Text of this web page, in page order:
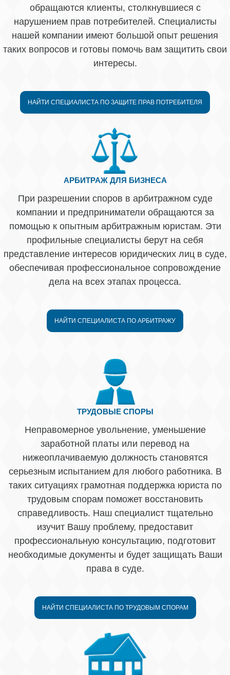
обращаются клиенты, столкнувшиеся с
нарушением прав потребителей. Специалисты
нашей компании имеют большой опыт решения
таких вопросов и готовы помочь вам защитить свои
интересы.
НАЙТИ СПЕЦИАЛИСТА ПО ЗАЩИТЕ ПРАВ ПОТРЕБИТЕЛЯ
АРБИТРАЖ ДЛЯ БИЗНЕСА
При разрешении споров в арбитражном суде
компании и предприниматели обращаются за
помощью к опытным арбитражным юристам. Эти
профильные специалисты берут на себя
представление интересов юридических лиц в суде,
обеспечивая профессиональное сопровождение
дела на всех этапах процесса.
НАЙТИ СПЕЦИАЛИСТА ПО АРБИТРАЖУ
ТРУДОВЫЕ СПОРЫ
Неправомерное увольнение, уменьшение
заработной платы или перевод на
нижеоплачиваемую должность становятся
серьезным испытанием для любого работника. В
таких ситуациях грамотная поддержка юриста по
трудовым спорам поможет восстановить
справедливость. Наш специалист тщательно
изучит Вашу проблему, предоставит
профессиональную консультацию, подготовит
необходимые документы и будет защищать Ваши
права в суде.
НАЙТИ СПЕЦИАЛИСТА ПО ТРУДОВЫМ СПОРАМ